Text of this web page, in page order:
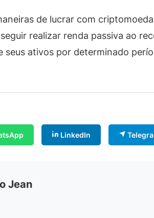
de lucrar com
realizar renda passiva ao
seus ativos por determinado
LinkedIn
Jean